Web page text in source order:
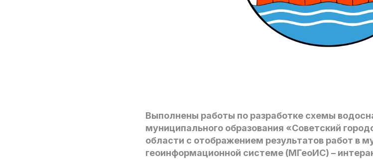
Выполнены работы по разработке схемы
муниципального образования «Советский
области с отображением результатов работ в
геоинформационной системе (МГеоИС) –